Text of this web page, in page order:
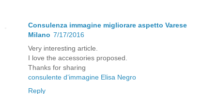
Consulenza immagine migliorare aspetto Varese
Milano 7/17/2016
Very interesting article.
I love the accessories proposed.
Thanks for sharing
consulente d’immagine Elisa Negro
Reply